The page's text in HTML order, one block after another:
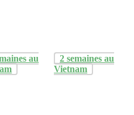
au
2 semaines au
Vietnam